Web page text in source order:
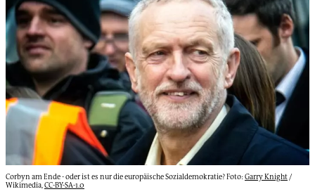
Corbyn am Ende - oder ist es nur die europäische Sozialdemokratie? Foto:Garry Knight/
Wikimedia,CC-BY-SA-1.0